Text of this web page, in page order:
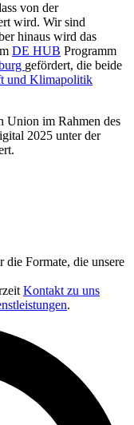
von der
wird. Wir sind
hinaus wird das
DE HUB Programm
gefördert, die beide
und Klimapolitik
Union im Rahmen des
2025 unter der
Formate, die unsere
Kontakt zu uns
.